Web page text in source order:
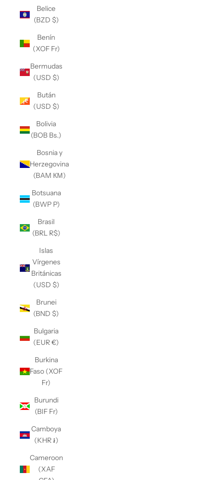
Belice
(BZD $)
Benín
(XOF Fr)
Bermudas
(USD $)
Bután
(USD $)
Bolivia
(BOB Bs.)
Bosnia y
Herzegovina
(BAM КМ)
Botsuana
(BWP P)
Brasil
(BRL R$)
Islas
Vírgenes
Británicas
(USD $)
Brunei
(BND $)
Bulgaria
(EUR €)
Burkina
Faso (XOF
Fr)
Burundi
(BIF Fr)
Camboya
(KHR ៛)
Cameroon
(XAF